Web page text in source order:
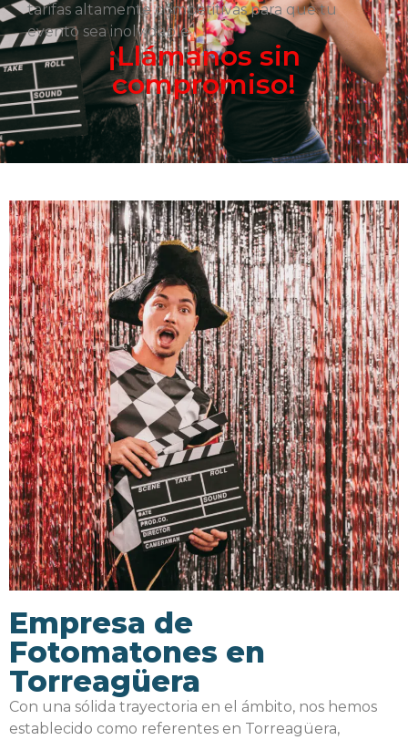
tarifas altamente competitivas para que tu
evento sea inolvidable.
¡Llámanos sin
compromiso!
Empresa de
Fotomatones en
Torreagüera
Con una sólida trayectoria en el ámbito, nos hemos
establecido como referentes en Torreagüera,